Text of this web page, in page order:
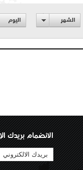
الشهر اليوم
الانضمام بريدك